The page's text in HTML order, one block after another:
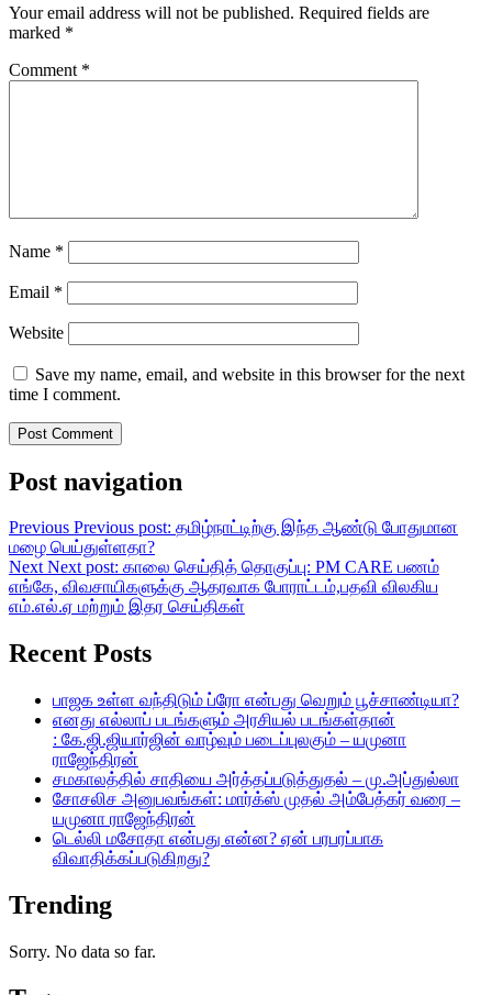
Your email address will not be published. Required fields are
marked *
Comment *
Name *
Email *
Website
Save my name, email, and website in this browser for the next
time I comment.
Post navigation
Previous Previous post: தமிழ்நாட்டிற்கு இந்த ஆண்டு போதுமான
மழை பெய்துள்ளதா?
Next Next post: காலை செய்தித் தொகுப்பு: PM CARE பணம்
எங்கே, விவசாயிகளுக்கு ஆதரவாக போராட்டம்,பதவி விலகிய
எம்.எல்.ஏ மற்றும் இதர செய்திகள்
Recent Posts
பாஜக உள்ள வந்திடும் ப்ரோ என்பது வெறும் பூச்சாண்டியா?
எனது எல்லாப் படங்களும் அரசியல் படங்கள்தான்
: கே.ஜி.ஜியார்ஜின் வாழ்வும் படைப்புலகும் – யமுனா
ராஜேந்திரன்
சமகாலத்தில் சாதியை அர்த்தப்படுத்துதல் – மு.அப்துல்லா
சோசலிச அனுபவங்கள்: மார்க்ஸ் முதல் அம்பேத்கர் வரை –
யமுனா ராஜேந்திரன்
டெல்லி மசோதா என்பது என்ன? ஏன் பரபரப்பாக
விவாதிக்கப்படுகிறது?
Trending
Sorry. No data so far.